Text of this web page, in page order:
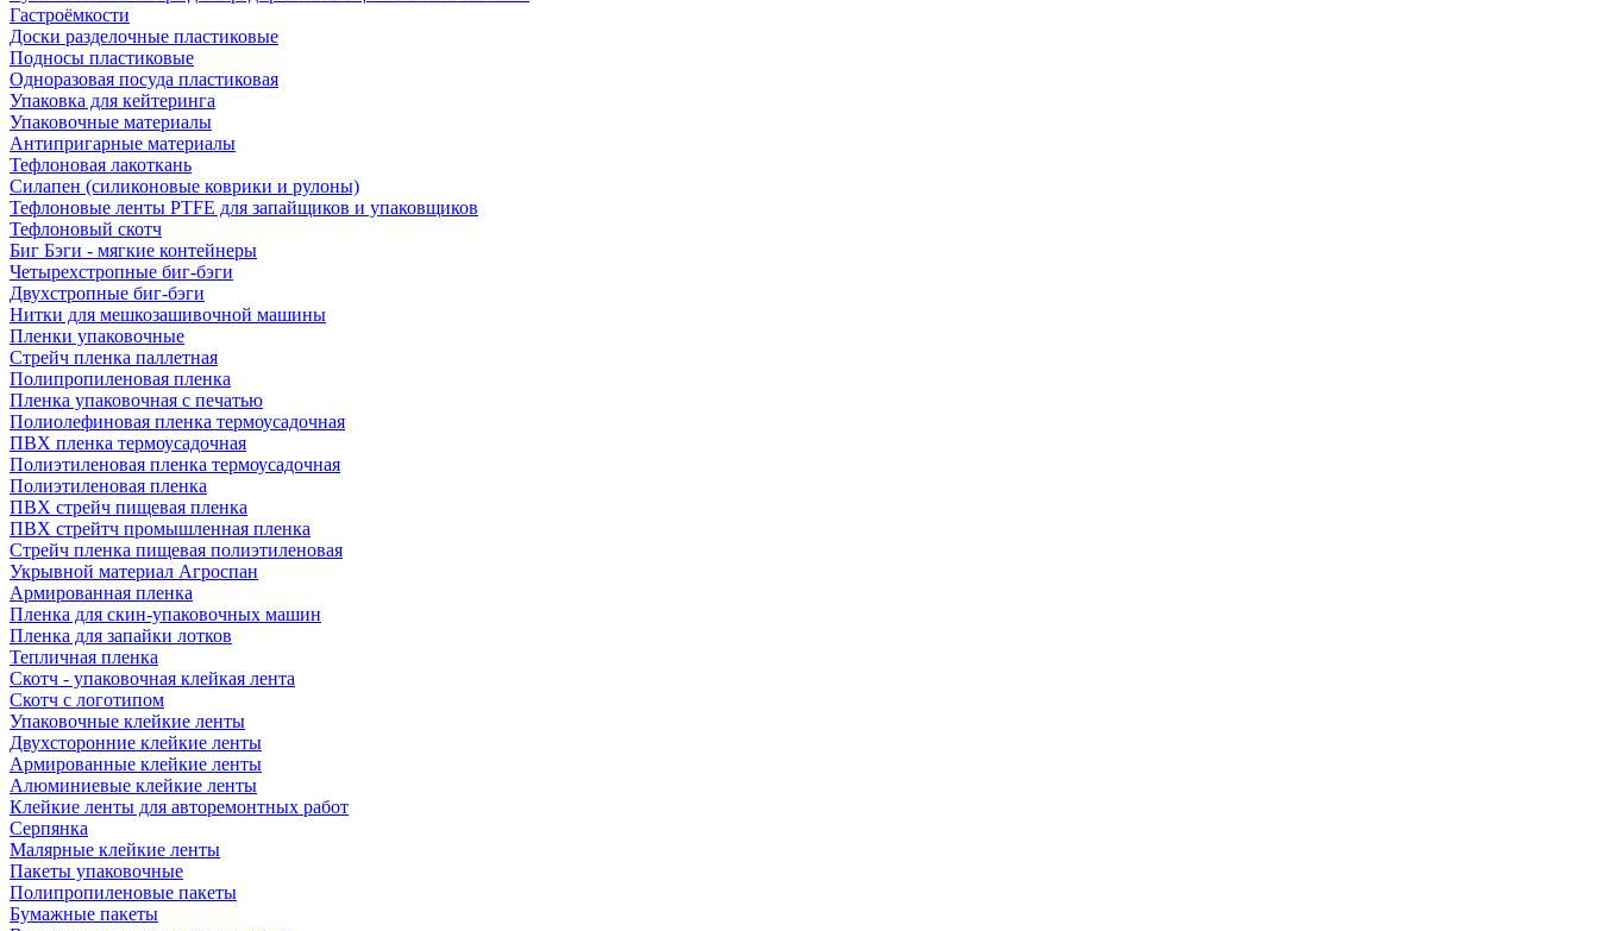
Гастроёмкости
Доски разделочные пластиковые
Подносы пластиковые
Одноразовая посуда пластиковая
Упаковка для кейтеринга
Упаковочные материалы
Антипригарные материалы
Тефлоновая лакоткань
Силапен (силиконовые коврики и рулоны)
Тефлоновые ленты PTFE для запайщиков и упаковщиков
Тефлоновый скотч
Биг Бэги - мягкие контейнеры
Четырехстропные биг-бэги
Двухстропные биг-бэги
Нитки для мешкозашивочной машины
Пленки упаковочные
Стрейч пленка паллетная
Полипропиленовая пленка
Пленка упаковочная с печатью
Полиолефиновая пленка термоусадочная
ПВХ пленка термоусадочная
Полиэтиленовая пленка термоусадочная
Полиэтиленовая пленка
ПВХ стрейч пищевая пленка
ПВХ стрейтч промышленная пленка
Стрейч пленка пищевая полиэтиленовая
Укрывной материал Агроспан
Армированная пленка
Пленка для скин-упаковочных машин
Пленка для запайки лотков
Тепличная пленка
Скотч - упаковочная клейкая лента
Скотч с логотипом
Упаковочные клейкие ленты
Двухсторонние клейкие ленты
Армированные клейкие ленты
Алюминиевые клейкие ленты
Клейкие ленты для авторемонтных работ
Серпянка
Малярные клейкие ленты
Пакеты упаковочные
Полипропиленовые пакеты
Бумажные пакеты